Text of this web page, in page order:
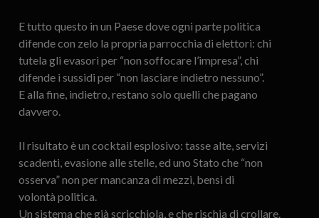
E tutto questo in un Paese dove ogni parte politica
difende con zelo la propria parrocchia di elettori: chi
tutela gli evasori per “non soffocare l’impresa”, chi
difende i sussidi per “non lasciare indietro nessuno”.
E alla fine, indietro, restano solo quelli che pagano
davvero.
Il risultato è un cocktail esplosivo: tasse alte, servizi
scadenti, evasione alle stelle, ed uno Stato che “non
osserva” non per mancanza di mezzi, bensì di
volontà politica.
Un sistema che già scricchiola, e che rischia di crollare.